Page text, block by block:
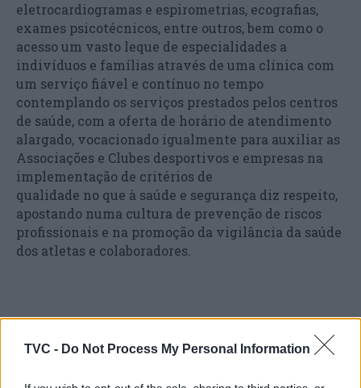
TVC - Do Not Process My Personal Information
eletrocardiogramas e espirometrias, ecografias,
exames psicotécnicos, entre outros, bem como o
acesso um vasto leque de especialidades a
indivíduos e famílias através de uma clínica com
um serviço fiável e contínuo no tempo
contemplando os serviços prestados pelos centros
de saúde, com a oferta de horário de atendimento
alargado, vocacionado igualmente para auxiliar as
Associações e Clubes desportivos e empresas na
implementação de critérios de
qualidade no que à saúde e segurança diz respeito,
apostando numa cultura de prevenção de riscos
profissionais e na promoção da vigilância da saúde
dos atletas e colaboradores.